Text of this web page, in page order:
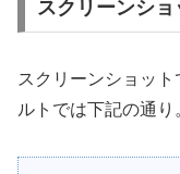
スクリーンシ
スクリーンショッ
ルトでは下記の通り